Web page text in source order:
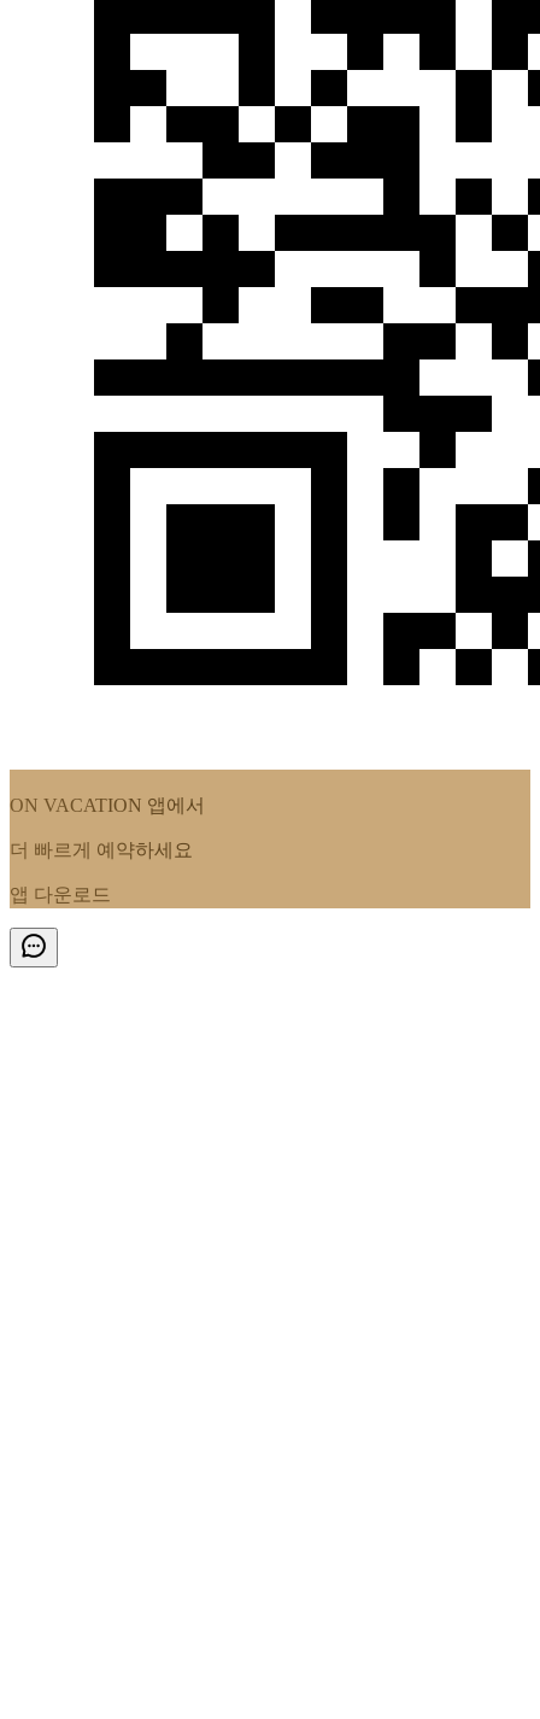
ON VACATION 앱에서
더 빠르게 예약하세요
앱 다운로드